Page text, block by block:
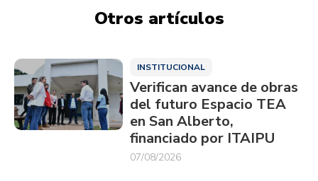
Otros artículos
INSTITUCIONAL
Verifican avance de obras
del futuro Espacio TEA
en San Alberto,
financiado por ITAIPU
07/08/2026